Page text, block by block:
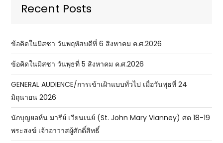
Recent Posts
ข้อคิดในมิสซา วันพฤหัสบดีที่ 6 สิงหาคม ค.ศ.2026
ข้อคิดในมิสซา วันพุธที่ 5 สิงหาคม ค.ศ.2026
GENERAL AUDIENCE/การเข้าเฝ้าแบบทั่วไป เมื่อวันพุธที่ 24
มิถุนายน 2026
นักบุญยอห์น มารีย์ เวียนเนย์ (St. John Mary Vianney) ศต 18-19
พระสงฆ์ เจ้าอาวาสผู้ศักดิ์สิทธิ์